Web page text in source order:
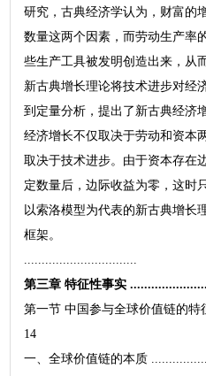
研究，古典经济学认为，财富的
数量这两个因素，而劳动生产率
些生产工具被发明创造出来，从
新古典增长理论将技术进步对经
到定量分析，提出了新古典经济
经济增长不仅取决于劳动和资本
取决于技术进步。由于资本存在
定数量后，边际收益为零，这时
以索洛模型为代表的新古典增长
框架。
................................
第三章 特征性事实
第一节 中国参与全球价值链的
14
一、全球价值链的本质